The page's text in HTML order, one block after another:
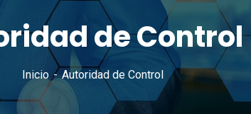
de Control
Inicio Autoridad de Control